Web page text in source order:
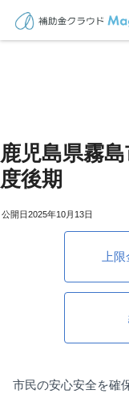
鹿児島県霧
度後期
2025年10月13日
上
市民の安心安全を確